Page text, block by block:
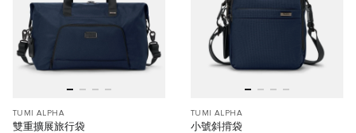
TUMI ALPHA
雙重擴展旅行袋
TUMI ALPHA
小號斜揹袋